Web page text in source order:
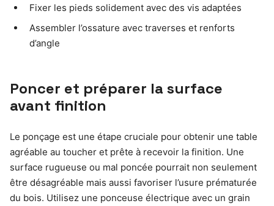
Fixer les pieds solidement avec des vis adaptées
Assembler l’ossature avec traverses et renforts
d’angle
Poncer et préparer la surface
avant finition
Le ponçage est une étape cruciale pour obtenir une table
agréable au toucher et prête à recevoir la finition. Une
surface rugueuse ou mal poncée pourrait non seulement
être désagréable mais aussi favoriser l’usure prématurée
du bois. Utilisez une ponceuse électrique avec un grain